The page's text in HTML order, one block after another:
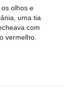
olhos e
uma tia
com
vermelho.